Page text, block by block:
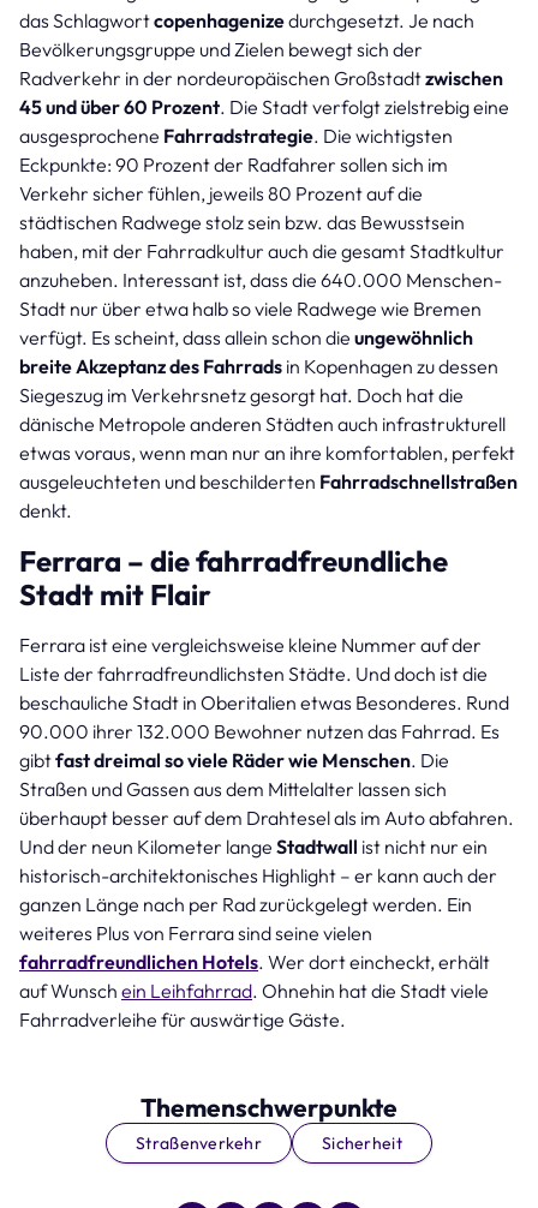
das Schlagwortcopenhagenizedurchgesetzt. Je nach
Bevölkerungsgruppe und Zielen bewegt sich der
Radverkehr in der nordeuropäischen Großstadtzwischen
45 und über 60 Prozent. Die Stadt verfolgt zielstrebig eine
ausgesprochene Fahrradstrategie. Die wichtigsten
Eckpunkte: 90 Prozent der Radfahrer sollen sich im
Verkehr sicher fühlen, jeweils 80 Prozent auf die
städtischen Radwege stolz sein bzw. das Bewusstsein
haben, mit der Fahrradkultur auch die gesamt Stadtkultur
anzuheben. Interessant ist, dass die 640.000 Menschen-
Stadt nur über etwa halb so viele Radwege wie Bremen
verfügt. Es scheint, dass allein schon die ungewöhnlich
breite Akzeptanz des Fahrrads in Kopenhagen zu dessen
Siegeszug im Verkehrsnetz gesorgt hat. Doch hat die
dänische Metropole anderen Städten auch infrastrukturell
etwas voraus, wenn man nur an ihre komfortablen, perfekt
ausgeleuchteten und beschilderten Fahrradschnellstraßen
denkt.
Ferrara – die fahrradfreundliche
Stadt mit Flair
Ferrara ist eine vergleichsweise kleine Nummer auf der
Liste der fahrradfreundlichsten Städte. Und doch ist die
beschauliche Stadt in Oberitalien etwas Besonderes. Rund
90.000 ihrer 132.000 Bewohner nutzen das Fahrrad. Es
gibtfast dreimal so viele Räder wie Menschen. Die
Straßen und Gassen aus dem Mittelalter lassen sich
überhaupt besser auf dem Drahtesel als im Auto abfahren.
Und der neun Kilometer lange Stadtwall ist nicht nur ein
historisch-architektonisches Highlight – er kann auch der
ganzen Länge nach per Rad zurückgelegt werden. Ein
weiteres Plus von Ferrara sind seine vielen
fahrradfreundlichen Hotels. Wer dort eincheckt, erhält
auf Wunsch ein Leihfahrrad. Ohnehin hat die Stadt viele
Fahrradverleihe für auswärtige Gäste.
Themenschwerpunkte
Straßenverkehr Sicherheit